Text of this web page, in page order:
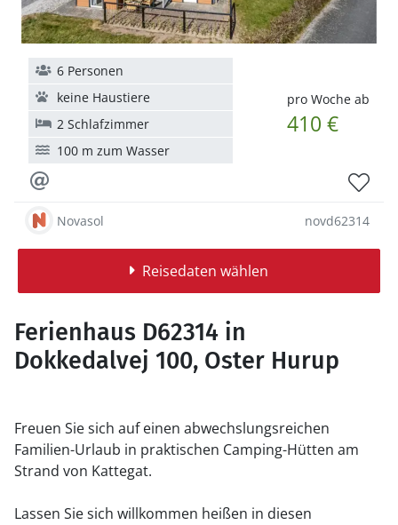
pro Woche ab
410 €
6 Personen
keine Haustiere
2 Schlafzimmer
100 m zum Wasser
Novasol novd62314
Reisedaten wählen
Ferienhaus D62314 in
Dokkedalvej 100, Oster Hurup
Freuen Sie sich auf einen abwechslungsreichen
Familien-Urlaub in praktischen Camping-Hütten am
Strand von Kattegat.
Lassen Sie sich willkommen heißen in diesen